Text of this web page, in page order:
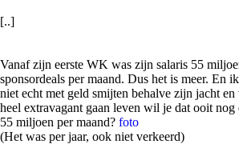
[..]
Vanaf zijn eerste WK was zijn salaris 55
sponsordeals per maand. Dus het is meer. En
niet echt met geld smijten behalve zijn jacht
heel extravagant gaan leven wil je dat ooit
55 miljoen per maand? foto
(Het was per jaar, ook niet verkeerd)